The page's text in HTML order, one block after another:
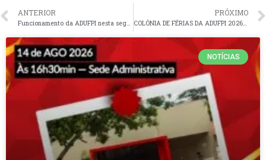
ANTERIOR PRÓXIMO
COLÔNIA DE FÉRIAS DA ADUFPI 2026 – CONFIRA MAIS INFORMAÇÕES
NOTÍCIAS